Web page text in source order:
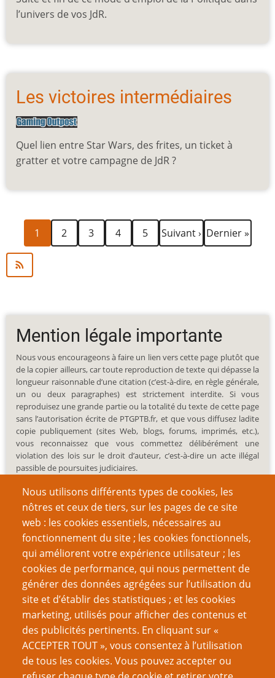
l’univers de vos JdR.
Les victoires intermédiaires
Quel lien entre Star Wars, des frites, un ticket à
gratter et votre campagne de JdR ?
Pagination
Page
courante
1 Page
2 Page
3 Page
4 Page
5
Page
suivante
Suivant › Dernière
page
Dernier »
Nous utilisons différents types de cookies, les
nôtres et ceux de tiers, sur les pages de ce site
web : les cookies essentiels, nécessaires au
fonctionnement du site ; les cookies fonctionnels,
qui améliorent votre expérience utilisateur ; les
cookies de performance, qui nous permettent de
générer des données agrégées sur l’utilisation du
site et d’établir des statistiques ; et les cookies
marketing, utilisés pour afficher des contenus et
des publicités pertinents. En cliquant sur «
ACCEPTER TOUT », vous consentez à l’utilisation
de tous les cookies. Vous pouvez accepter ou
Mention légale importante
Nous vous encourageons à faire un lien vers cette page plutôt que
de la copier ailleurs, car toute reproduction de texte qui dépasse la
longueur raisonnable d’une citation (c’est-à-dire, en règle générale,
un ou deux paragraphes) est strictement interdite. Si vous
reproduisez une grande partie ou la totalité du texte de cette page
sans l’autorisation écrite de PTGPTB.fr, et que vous diffusez ladite
copie publiquement (sites Web, blogs, forums, imprimés, etc.),
vous reconnaissez que vous commettez délibérément une
violation des lois sur le droit d’auteur, c’est-à-dire un acte illégal
passible de poursuites judiciaires.
Recherche
Nom d'utilisateur
Mot de passe